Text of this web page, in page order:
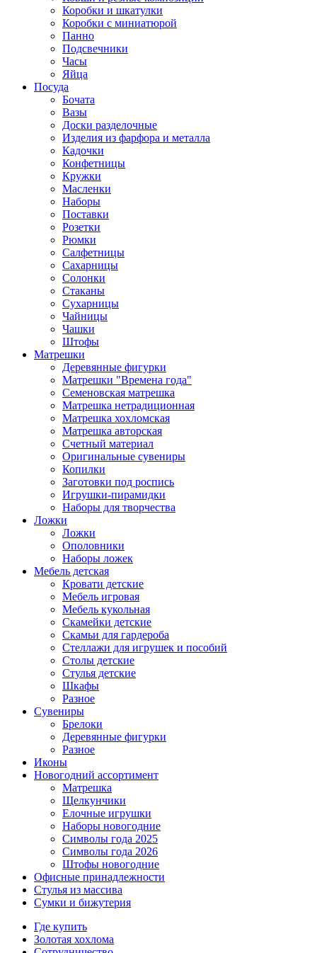
Коробки и шкатулки
Коробки с миниатюрой
Панно
Подсвечники
Часы
Яйца
Посуда
Бочата
Вазы
Доски разделочные
Изделия из фарфора и металла
Кадочки
Конфетницы
Кружки
Масленки
Наборы
Поставки
Розетки
Рюмки
Салфетницы
Сахарницы
Солонки
Стаканы
Сухарницы
Чайницы
Чашки
Штофы
Матрешки
Деревянные фигурки
Матрешки "Времена года"
Семеновская матрешка
Матрешка нетрадиционная
Матрешка хохломская
Матрешка авторская
Счетный материал
Оригинальные сувениры
Копилки
Заготовки под роспись
Игрушки-пирамидки
Наборы для творчества
Ложки
Ложки
Ополовники
Наборы ложек
Мебель детская
Кровати детские
Мебель игровая
Мебель кукольная
Скамейки детские
Скамьи для гардероба
Стеллажи для игрушек и пособий
Столы детские
Стулья детские
Шкафы
Разное
Сувениры
Брелоки
Деревянные фигурки
Разное
Иконы
Новогодний ассортимент
Матрешка
Щелкунчики
Елочные игрушки
Наборы новогодние
Символы года 2025
Символы года 2026
Штофы новогодние
Офисные принадлежности
Стулья из массива
Сумки и бижутерия
Где купить
Золотая хохлома